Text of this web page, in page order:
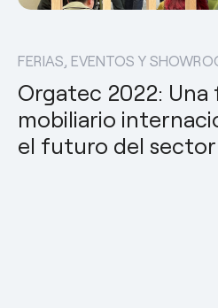
FERIAS, EVENTOS Y
Orgatec 2022: Una
mobiliario
el futuro del sector